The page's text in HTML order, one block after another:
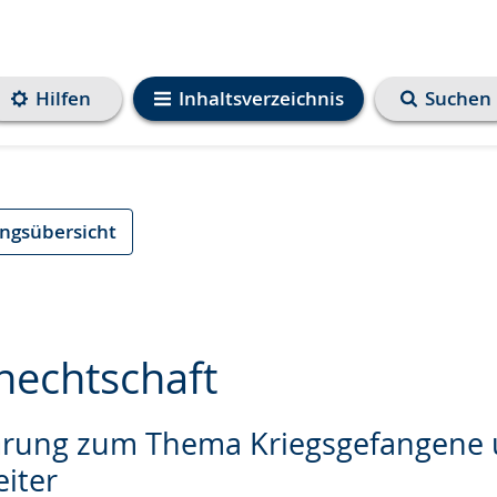
Inhaltsverzeichnis
Hilfen Suchen
zum Thema Kriegsgefangene